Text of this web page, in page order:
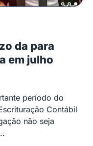
da para
em julho
período do
Contábil
não seja